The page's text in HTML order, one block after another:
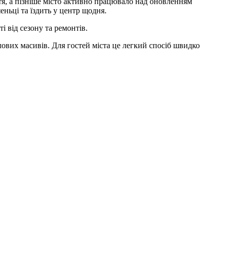
та їздить у центр щодня.
від сезону та ремонтів.
масивів. Для гостей міста це легкий спосіб швидко